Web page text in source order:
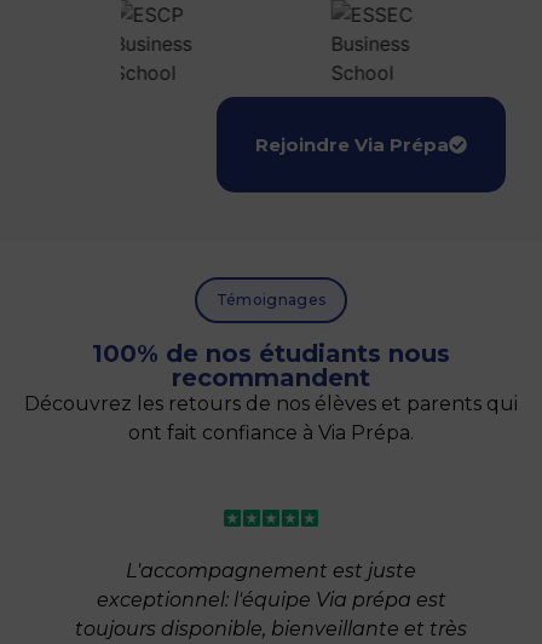
Rejoindre Via Prépa
Témoignages
100% de nos étudiants nous
recommandent
Découvrez les retours de nos élèves et parents qui
ont fait confiance à Via Prépa.
L'accompagnement est juste
exceptionnel: l'équipe Via prépa est
toujours disponible, bienveillante et très